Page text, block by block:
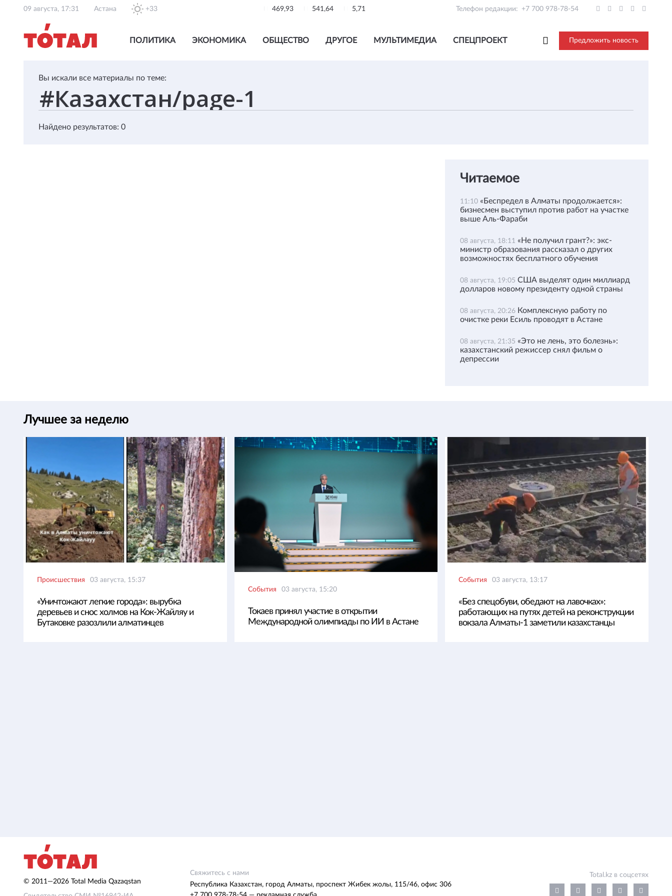
09 августа, 17:31 Астана +33 469,93 541,64 5,71 Телефон редакции: +7 700 978-78-54
ПОЛИТИКА ЭКОНОМИКА ОБЩЕСТВО ДРУГОЕ МУЛЬТИМЕДИА СПЕЦПРОЕКТ Предложить новость
Вы искали все материалы по теме:
Найдено результатов: 0
Читаемое
11:10 «Беспредел в Алматы продолжается»:
бизнесмен выступил против работ на участке
выше Аль-Фараби
08 августа, 18:11 «Не получил грант?»: экс-
министр образования рассказал о других
возможностях бесплатного обучения
08 августа, 19:05 США выделят один миллиард
долларов новому президенту одной страны
08 августа, 20:26 Комплексную работу по
очистке реки Есиль проводят в Астане
08 августа, 21:35 «Это не лень, это болезнь»:
казахстанский режиссер снял фильм о
депрессии
Лучшее за неделю
Происшествия 03 августа, 15:37
«Уничтожают легкие города»: вырубка
деревьев и снос холмов на Кок-Жайляу и
Бутаковке разозлили алматинцев
События 03 августа, 15:20
Токаев принял участие в открытии
Международной олимпиады по ИИ в Астане
События 03 августа, 13:17
«Без спецобуви, обедают на лавочках»:
работающих на путях детей на реконструкции
вокзала Алматы-1 заметили казахстанцы
© 2011—2026 Total Media Qazaqstan
Свяжитесь с нами
Республика Казахстан, город Алматы, проспект Жибек жолы, 115/46, офис 306
Total.kz в соцсетях